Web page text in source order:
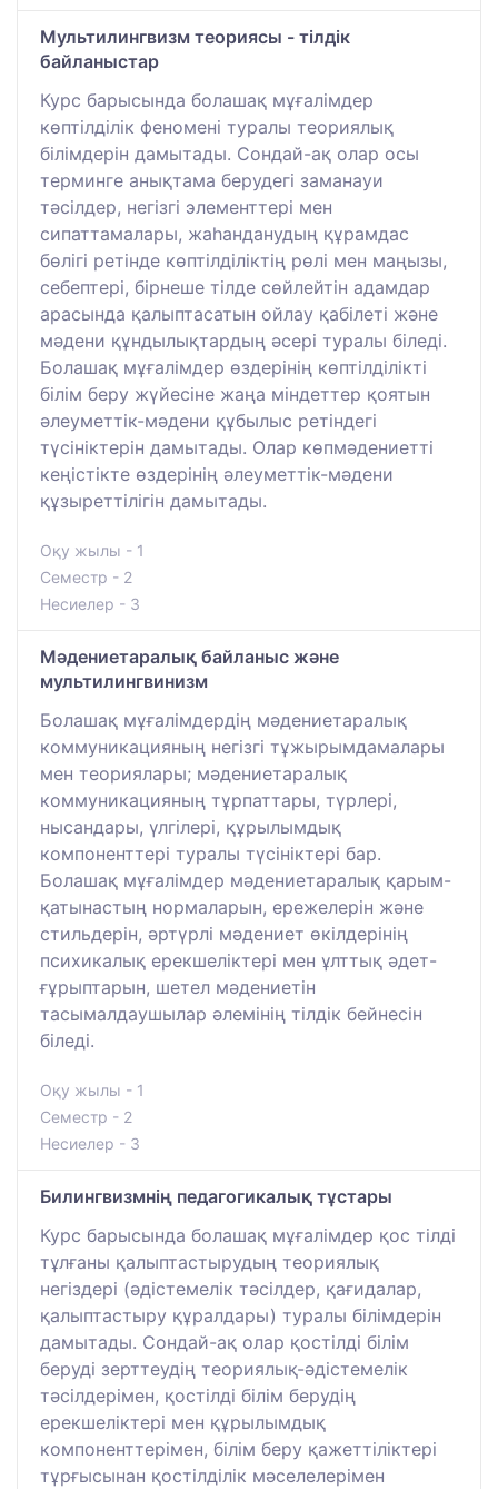
Мультилингвизм теориясы - тілдік
байланыстар
Курс барысында болашақ мұғалімдер
көптілділік феномені туралы теориялық
білімдерін дамытады. Сондай-ақ олар осы
терминге анықтама берудегі заманауи
тәсілдер, негізгі элементтері мен
сипаттамалары, жаһанданудың құрамдас
бөлігі ретінде көптілділіктің рөлі мен маңызы,
себептері, бірнеше тілде сөйлейтін адамдар
арасында қалыптасатын ойлау қабілеті және
мәдени құндылықтардың әсері туралы біледі.
Болашақ мұғалімдер өздерінің көптілділікті
білім беру жүйесіне жаңа міндеттер қоятын
әлеуметтік-мәдени құбылыс ретіндегі
түсініктерін дамытады. Олар көпмәдениетті
кеңістікте өздерінің әлеуметтік-мәдени
құзыреттілігін дамытады.
Оқу жылы - 1
Семестр - 2
Несиелер - 3
Мәдениетаралық байланыс және
мультилингвинизм
Болашақ мұғалімдердің мәдениетаралық
коммуникацияның негізгі тұжырымдамалары
мен теориялары; мәдениетаралық
коммуникацияның тұрпаттары, түрлері,
нысандары, үлгілері, құрылымдық
компоненттері туралы түсініктері бар.
Болашақ мұғалімдер мәдениетаралық қарым-
қатынастың нормаларын, ережелерін және
стильдерін, әртүрлі мәдениет өкілдерінің
психикалық ерекшеліктері мен ұлттық әдет-
ғұрыптарын, шетел мәдениетін
тасымалдаушылар әлемінің тілдік бейнесін
біледі.
Оқу жылы - 1
Семестр - 2
Несиелер - 3
Билингвизмнің педагогикалық тұстары
Курс барысында болашақ мұғалімдер қос тілді
тұлғаны қалыптастырудың теориялық
негіздері (әдістемелік тәсілдер, қағидалар,
қалыптастыру құралдары) туралы білімдерін
дамытады. Сондай-ақ олар қостілді білім
беруді зерттеудің теориялық-әдістемелік
тәсілдерімен, қостілді білім берудің
ерекшеліктері мен құрылымдық
компоненттерімен, білім беру қажеттіліктері
тұрғысынан қостілділік мәселелерімен